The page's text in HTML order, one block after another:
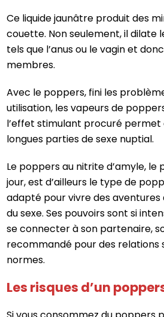
Ce liquide jaunâtre produit des
couette. Non seulement, il dilate
tels que l’anus ou le vagin et
membres.
Avec le poppers, fini les
utilisation, les vapeurs de
l’effet stimulant procuré permet
longues parties de sexe nuptial.
Le poppers au nitrite d’amyle, le
jour, est d’ailleurs le type de
adapté pour vivre des aventures
du sexe. Ses pouvoirs sont si
se connecter à son partenaire,
recommandé pour des relations
normes.
Les risques d’un